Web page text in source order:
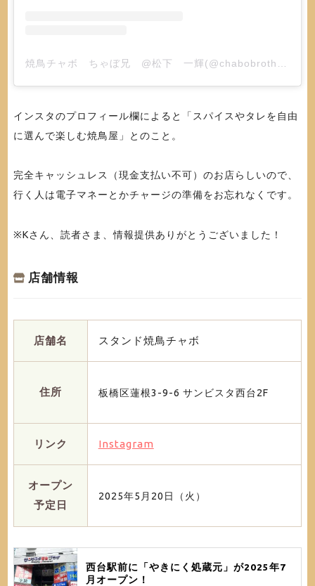
焼鳥チャボ ちゃぼ兄 @松下 一輝(@chabobrother)がシェアした投稿
インスタのプロフィール欄によると「スパイスやタレを自由
に選んで楽しむ焼鳥屋」とのこと。
完全キャッシュレス（現金支払い不可）のお店らしいので、
行く人は電子マネーとかチャージの準備をお忘れなくです。
※Kさん、読者さま、情報提供ありがとうございました！
店舗情報
店舗名 スタンド焼鳥チャボ
住所 板橋区蓮根3-9-6 サンビスタ西台2F
リンク Instagram
オープン
予定日
2025年5月20日（火）
西台駅前に「やきにく処蔵元」が2025年7
月オープン！